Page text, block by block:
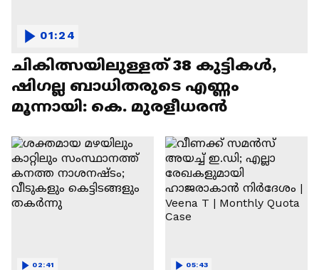
ചികിത്സയിലുള്ളത് 38 കുട്ടികൾ,
ഷിഗല്ല ബാധിതരുടെ എണ്ണം
മൂന്നായി: കെ. മുരളീധരൻ
01:24
02:41 05:43